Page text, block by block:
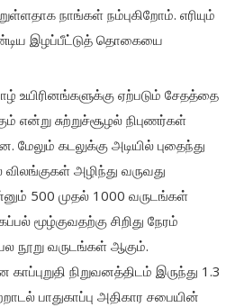
நாங்கள் நம்புகிறோம். எரியும்
இழப்பீட்டுத் தொகையை
ஏற்படும் சேதத்தை
சுற்றுச்சூழல் நிபுணர்கள்
கடலுக்கு அடியில் புதைந்து
அழிந்து வருவது
500 முதல் 1000 வருடங்கள்
மூழ்குவதற்கு சிறிது நேரம்
நூறு வருடங்கள் ஆகும்.
நிறுவனத்திடம் இருந்து 1.3
பாதுகாப்பு அதிகார சபையின்